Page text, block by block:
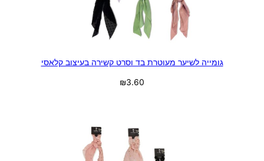
גומייה לשיער מעוטרת בד וסרט קשירה בעיצוב קלאסי
₪3.60